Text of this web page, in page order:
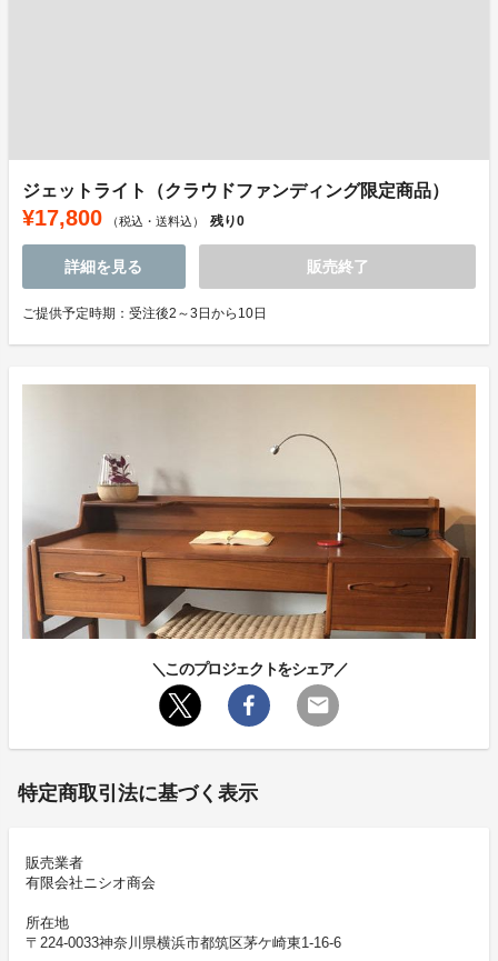
ジェットライト（クラウドファンディング限定商品）
¥17,800 （税込・送料込） 残り0
詳細を見る 販売終了
ご提供予定時期：受注後2～3日から10日
＼このプロジェクトをシェア／
特定商取引法に基づく表示
販売業者
有限会社ニシオ商会
所在地
〒224-0033神奈川県横浜市都筑区茅ケ崎東1-16-6